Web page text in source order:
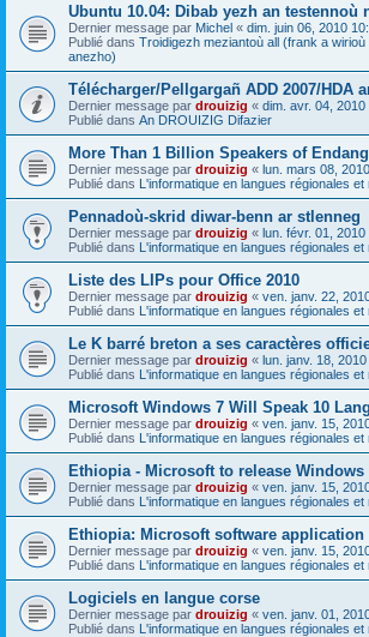
Ubuntu 10.04: Dibab yezh an testennoù
Dernier message par Michel « dim. juin 06, 2010
Publié dans Troidigezh meziantoù all (frank a
anezho)
Télécharger/Pellgargañ ADD 2007/HDA
Dernier message par drouizig « dim. avr. 04, 2010
Publié dans An DROUIZIG Difazier
More Than 1 Billion Speakers of
Dernier message par drouizig « lun. mars 08,
Publié dans L'informatique en langues régionales et
Pennadoù-skrid diwar-benn ar stlenneg
Dernier message par drouizig « lun. févr. 01, 2010
Publié dans L'informatique en langues régionales et
Liste des LIPs pour Office 2010
Dernier message par drouizig « ven. janv. 22,
Publié dans L'informatique en langues régionales et
Le K barré breton a ses caractères
Dernier message par drouizig « lun. janv. 18,
Publié dans L'informatique en langues régionales et
Microsoft Windows 7 Will Speak 10
Dernier message par drouizig « ven. janv. 15,
Publié dans L'informatique en langues régionales et
Ethiopia - Microsoft to release
Dernier message par drouizig « ven. janv. 15,
Publié dans L'informatique en langues régionales et
Ethiopia: Microsoft software
Dernier message par drouizig « ven. janv. 15,
Publié dans L'informatique en langues régionales et
Logiciels en langue corse
Dernier message par drouizig « ven. janv. 01,
Publié dans L'informatique en langues régionales et